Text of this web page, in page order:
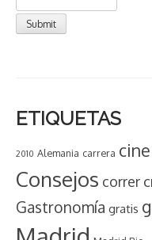
ETIQUETAS
2010 Alemania carrera cine
Consejos correr
Gastronomía gratis